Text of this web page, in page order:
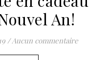
An!
/Aucun commentaire